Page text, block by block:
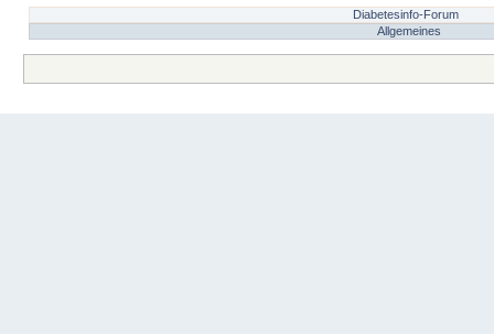
Diabetesinfo-Forum
Allgemeines